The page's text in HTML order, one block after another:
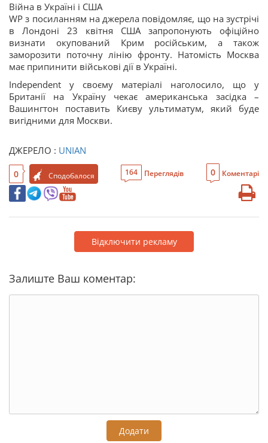
Війна в Україні і США
WP з посиланням на джерела повідомляє, що на зустрічі
в Лондоні 23 квітня США запропонують офіційно
визнати окупований Крим російським, а також
заморозити поточну лінію фронту. Натомість Москва
має припинити військові дії в Україні.
Independent у своєму матеріалі наголосило, що у
Британії на Україну чекає американська засідка –
Вашингтон поставить Києву ультиматум, який буде
вигідними для Москви.
ДЖЕРЕЛО : UNIAN
0 Сподобалося 164 Переглядів 0 Коментарі
Відключити рекламу
Залиште Ваш коментар:
Додати